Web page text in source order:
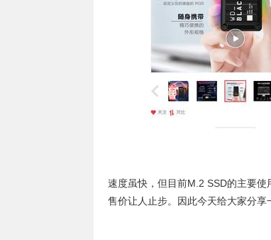
速度虽快，但目前M.2 SSD的主要
售价让人止步。因此今天给大家分享